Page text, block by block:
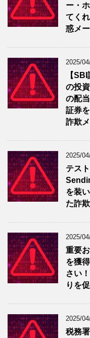
ー・
てく
惑メ
2025/
【
の投
の配
証券
詐欺
2025/
テス
を装
た詐
2025/
重要
を獲
さい
りを
2025/
税務